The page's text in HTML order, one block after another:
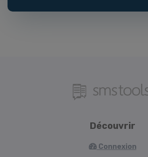
Découvrir
Connexion